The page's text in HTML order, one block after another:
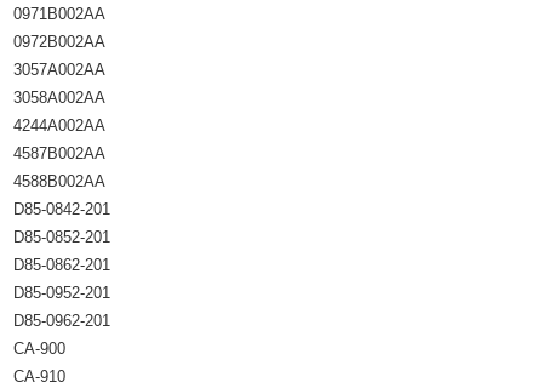
0971B002AA
0972B002AA
3057A002AA
3058A002AA
4244A002AA
4587B002AA
4588B002AA
D85-0842-201
D85-0852-201
D85-0862-201
D85-0952-201
D85-0962-201
CA-900
CA-910